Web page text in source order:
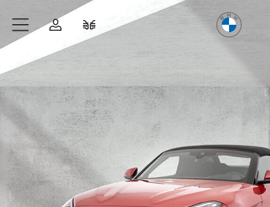
Zum Hauptinhalt springen
AnmeldenFahrzeugvergleich
Freude